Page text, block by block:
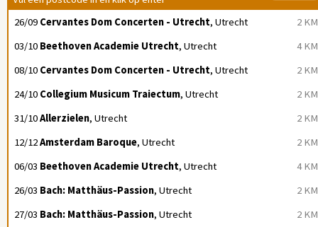
2 KM
26/09 Cervantes Dom Concerten - Utrecht, Utrecht
4 KM
03/10 Beethoven Academie Utrecht, Utrecht
2 KM
08/10 Cervantes Dom Concerten - Utrecht, Utrecht
2 KM
24/10 Collegium Musicum Traiectum, Utrecht
2 KM
31/10Allerzielen, Utrecht
2 KM
12/12Amsterdam Baroque, Utrecht
4 KM
06/03 Beethoven Academie Utrecht, Utrecht
2 KM
26/03 Bach: Matthäus-Passion, Utrecht
2 KM
27/03 Bach: Matthäus-Passion, Utrecht